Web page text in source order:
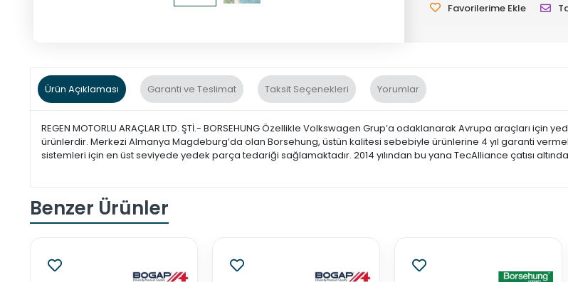
Favorilerime Ekle
Ürün Açıklaması Garanti ve Teslimat Taksit Seçenekleri Yorumlar
REGEN MOTORLU ARAÇLAR LTD. ŞTİ.- BORSEHUNG Özellikle Volkswagen Grup’a odaklanarak Avrupa araçları
ürünlerdir. Merkezi Almanya Magdeburg’da olan Borsehung, üstün kalitesi sebebiyle ürünlerine 4 yıl garanti
sistemleri için en üst seviyede yedek parça tedariği sağlamaktadır. 2014 yılından bu yana TecAlliance çatısı
Benzer Ürünler